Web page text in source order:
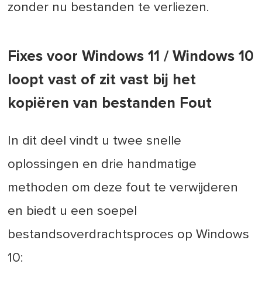
zonder nu bestanden te verliezen.
Fixes voor Windows 11 / Windows 10
loopt vast of zit vast bij het
kopiëren van bestanden Fout
In dit deel vindt u twee snelle
oplossingen en drie handmatige
methoden om deze fout te verwijderen
en biedt u een soepel
bestandsoverdrachtsproces op Windows
10: